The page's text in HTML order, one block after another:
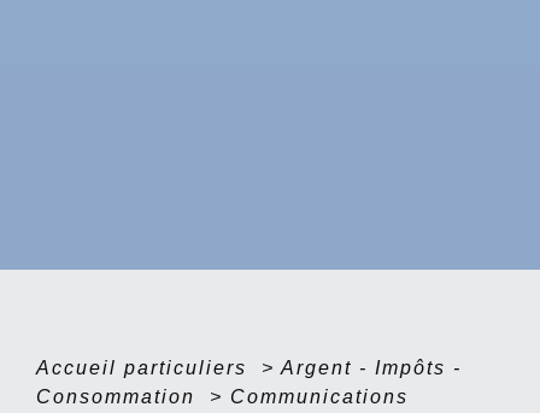
Accueil particuliers > Argent - Impôts -
Consommation
> Communications